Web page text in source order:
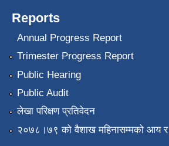
Reports
Annual Progress Report
Trimester Progress Report
Public Hearing
Public Audit
लेखा परिक्षण प्रतिवेदन
२०७८।७९ को वैशाख महिनासम्मको आय र